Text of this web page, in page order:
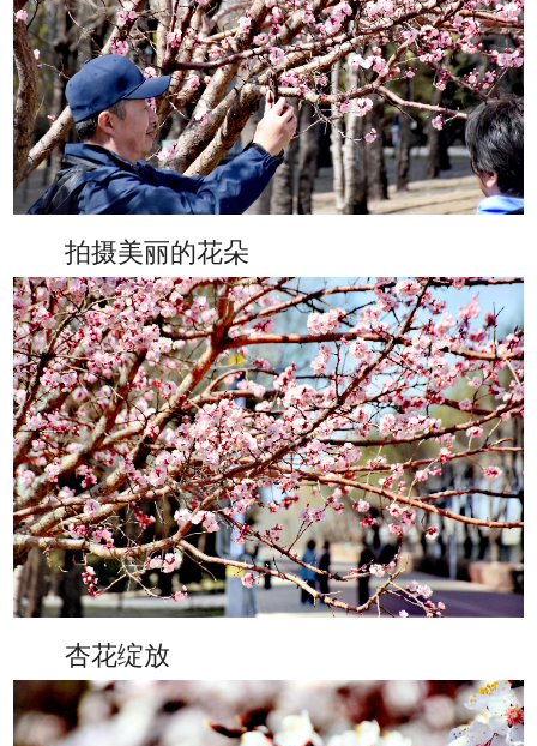
拍摄美丽的花朵
杏花绽放